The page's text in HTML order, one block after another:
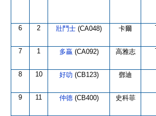
6 2 壯鬥士 (CA048) 卡爾
7 1 多贏 (CA092) 高雅志
8 10 好叻 (CB123) 鄧迪
9 11 仲德 (CB400) 史科菲